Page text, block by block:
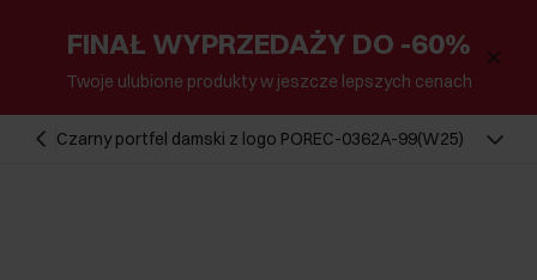
FINAŁ WYPRZEDAŻY DO -60%
Twoje ulubione produkty w jeszcze lepszych cenach
Czarny portfel damski z logo POREC-0362A-99(W25)